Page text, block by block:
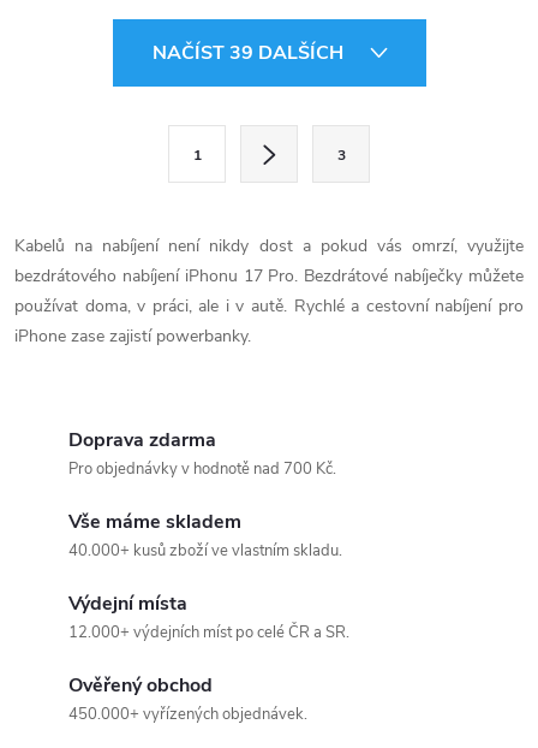
d
a
c
NAČÍST 39 DALŠÍCH
á
n
k
o
1 3
Kabelů na nabíjení není nikdy dost a pokud vás omrzí, využijte
bezdrátového nabíjení iPhonu 17 Pro. Bezdrátové nabíječky můžete
používat doma, v práci, ale i v autě. Rychlé a cestovní nabíjení pro
iPhone zase zajistí powerbanky.
Doprava zdarma
Pro objednávky v hodnotě nad 700 Kč.
Vše máme skladem
40.000+ kusů zboží ve vlastním skladu.
Výdejní místa
12.000+ výdejních míst po celé ČR a SR.
Ověřený obchod
450.000+ vyřízených objednávek.